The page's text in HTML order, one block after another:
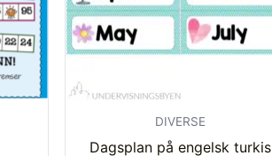
DIVERSE
Dagsplan på engelsk turkis